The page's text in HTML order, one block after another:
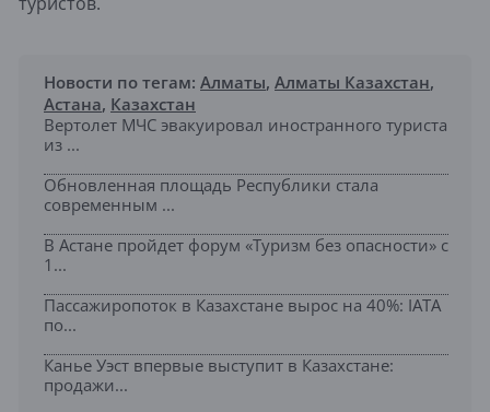
Новости по тегам: Алматы, Алматы Казахстан,
Астана, Казахстан
Вертолет МЧС эвакуировал иностранного туриста
из ...
Обновленная площадь Республики стала
современным ...
В Астане пройдет форум «Туризм без опасности» с
1...
Пассажиропоток в Казахстане вырос на 40%: IATA
по...
Канье Уэст впервые выступит в Казахстане:
продажи...